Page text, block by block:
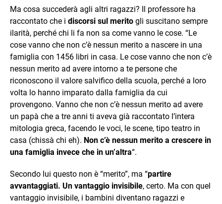
Ma cosa succederà agli altri ragazzi? Il professore ha
raccontato che i discorsi sul merito gli suscitano sempre
ilarità, perché chi li fa non sa come vanno le cose. “Le
cose vanno che non c’è nessun merito a nascere in una
famiglia con 1456 libri in casa. Le cose vanno che non c’è
nessun merito ad avere intorno a te persone che
riconoscono il valore salvifico della scuola, perché a loro
volta lo hanno imparato dalla famiglia da cui
provengono. Vanno che non c’è nessun merito ad avere
un papà che a tre anni ti aveva già raccontato l’intera
mitologia greca, facendo le voci, le scene, tipo teatro in
casa (chissà chi eh). Non c’è nessun merito a crescere in
una famiglia invece che in un’altra“.
Secondo lui questo non è “merito”, ma “partire
avvantaggiati. Un vantaggio invisibile, certo. Ma con quel
vantaggio invisibile, i bambini diventano ragazzi e